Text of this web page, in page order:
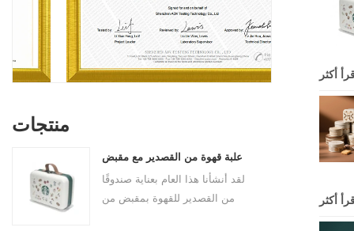
منتجات
علبة قهوة من القصدير مع مقبض
لقد أنشأنا هذا العام بعناية صندوقًا
من القصدير للقهوة بمقبض من
أكثر
أكثر